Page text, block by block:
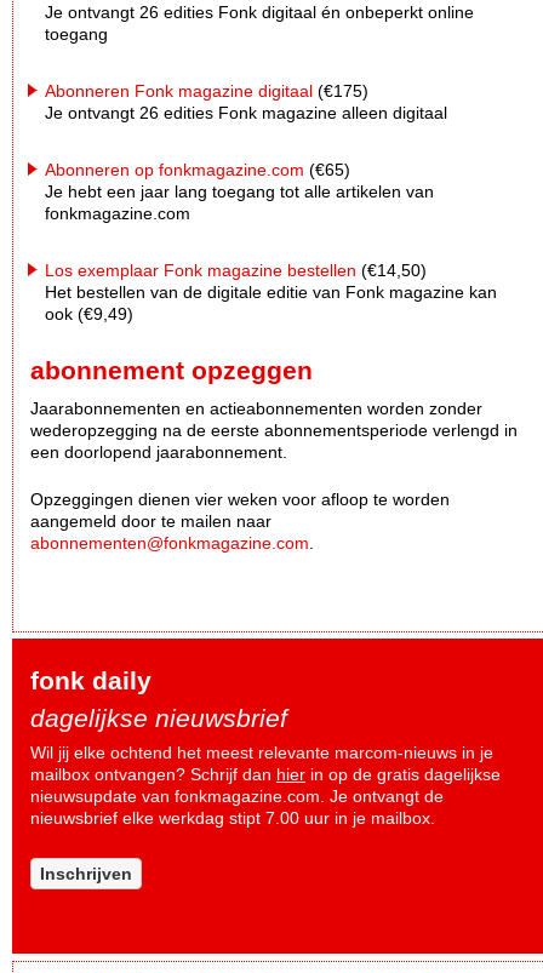
Je ontvangt 26 edities Fonk digitaal én onbeperkt online
toegang
Abonneren Fonk magazine digitaal (€175)
Je ontvangt 26 edities Fonk magazine alleen digitaal
Abonneren op fonkmagazine.com (€65)
Je hebt een jaar lang toegang tot alle artikelen van
fonkmagazine.com
Los exemplaar Fonk magazine bestellen (€14,50)
Het bestellen van de digitale editie van Fonk magazine kan
ook (€9,49)
abonnement opzeggen
Jaarabonnementen en actieabonnementen worden zonder
wederopzegging na de eerste abonnementsperiode verlengd in
een doorlopend jaarabonnement.
Opzeggingen dienen vier weken voor afloop te worden
aangemeld door te mailen naar
abonnementen@fonkmagazine.com.
fonk daily
dagelijkse nieuwsbrief
Wil jij elke ochtend het meest relevante marcom-nieuws in je
mailbox ontvangen? Schrijf dan hier in op de gratis dagelijkse
nieuwsupdate van fonkmagazine.com. Je ontvangt de
nieuwsbrief elke werkdag stipt 7.00 uur in je mailbox.
Inschrijven